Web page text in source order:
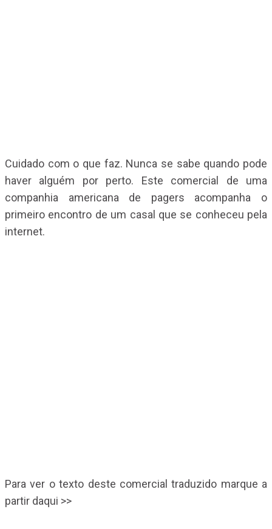
Cuidado com o que faz. Nunca se sabe quando pode
haver alguém por perto. Este comercial de uma
companhia americana de pagers acompanha o
primeiro encontro de um casal que se conheceu pela
internet.
Para ver o texto deste comercial traduzido marque a
partir daqui >>